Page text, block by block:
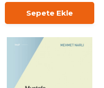
Sepete Ekle